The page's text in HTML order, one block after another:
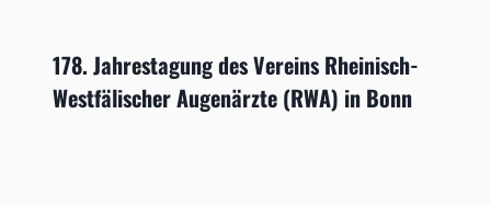
178. Jahrestagung des Vereins Rheinisch-
Westfälischer Augenärzte (RWA) in Bonn